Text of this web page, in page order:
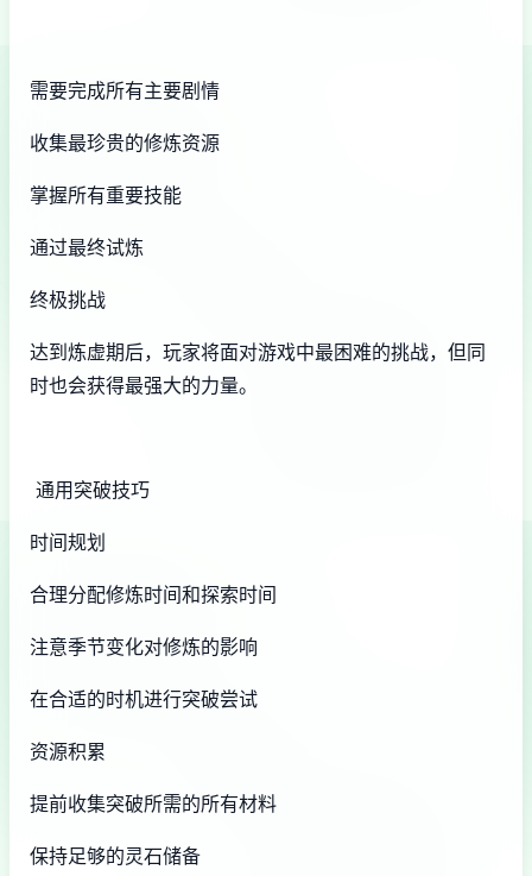
需要完成所有主要剧情
收集最珍贵的修炼资源
掌握所有重要技能
通过最终试炼
终极挑战
达到炼虚期后，玩家将面对游戏中最困难的挑战，但同
时也会获得最强大的力量。
通用突破技巧
时间规划
合理分配修炼时间和探索时间
注意季节变化对修炼的影响
在合适的时机进行突破尝试
资源积累
提前收集突破所需的所有材料
保持足够的灵石储备